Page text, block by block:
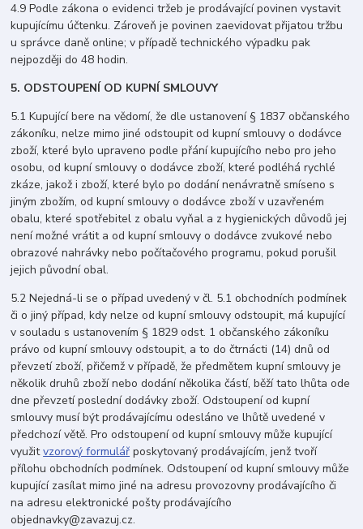
4.9 Podle zákona o evidenci tržeb je prodávající povinen vystavit
kupujícímu účtenku. Zároveň je povinen zaevidovat přijatou tržbu
u správce daně online; v případě technického výpadku pak
nejpozději do 48 hodin.
5. ODSTOUPENÍ OD KUPNÍ SMLOUVY
5.1 Kupující bere na vědomí, že dle ustanovení § 1837 občanského
zákoníku, nelze mimo jiné odstoupit od kupní smlouvy o dodávce
zboží, které bylo upraveno podle přání kupujícího nebo pro jeho
osobu, od kupní smlouvy o dodávce zboží, které podléhá rychlé
zkáze, jakož i zboží, které bylo po dodání nenávratně smíseno s
jiným zbožím, od kupní smlouvy o dodávce zboží v uzavřeném
obalu, které spotřebitel z obalu vyňal a z hygienických důvodů jej
není možné vrátit a od kupní smlouvy o dodávce zvukové nebo
obrazové nahrávky nebo počítačového programu, pokud porušil
jejich původní obal.
5.2 Nejedná-li se o případ uvedený v čl. 5.1 obchodních podmínek
či o jiný případ, kdy nelze od kupní smlouvy odstoupit, má kupující
v souladu s ustanovením § 1829 odst. 1 občanského zákoníku
právo od kupní smlouvy odstoupit, a to do čtrnácti (14) dnů od
převzetí zboží, přičemž v případě, že předmětem kupní smlouvy je
několik druhů zboží nebo dodání několika částí, běží tato lhůta ode
dne převzetí poslední dodávky zboží. Odstoupení od kupní
smlouvy musí být prodávajícímu odesláno ve lhůtě uvedené v
předchozí větě. Pro odstoupení od kupní smlouvy může kupující
využitvzorový formulář poskytovaný prodávajícím, jenž tvoří
přílohu obchodních podmínek. Odstoupení od kupní smlouvy může
kupující zasílat mimo jiné na adresu provozovny prodávajícího či
na adresu elektronické pošty prodávajícího
objednavky@zavazuj.cz.